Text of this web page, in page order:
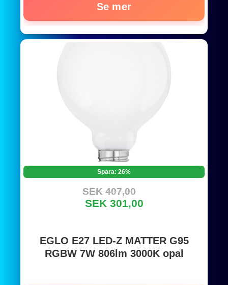
Se mer
Spara: 26%
SEK 407,00
SEK 301,00
EGLO E27 LED-Z MATTER G95
RGBW 7W 806lm 3000K opal